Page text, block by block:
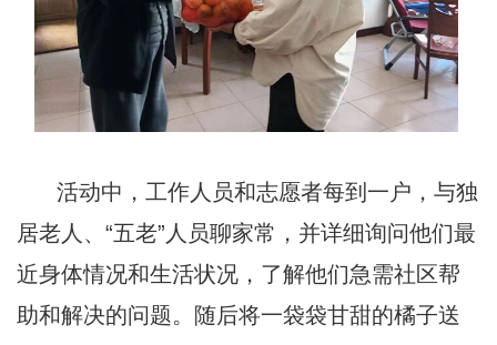
活动中，工作人员和志愿者每到一户，与独
居老人、“五老”人员聊家常，并详细询问他们最
近身体情况和生活状况，了解他们急需社区帮
助和解决的问题。随后将一袋袋甘甜的橘子送